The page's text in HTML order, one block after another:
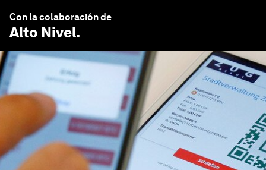
Con la colaboración de
Alto Nivel.